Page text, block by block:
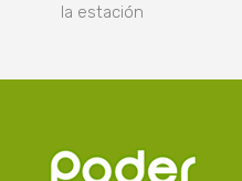
la estación